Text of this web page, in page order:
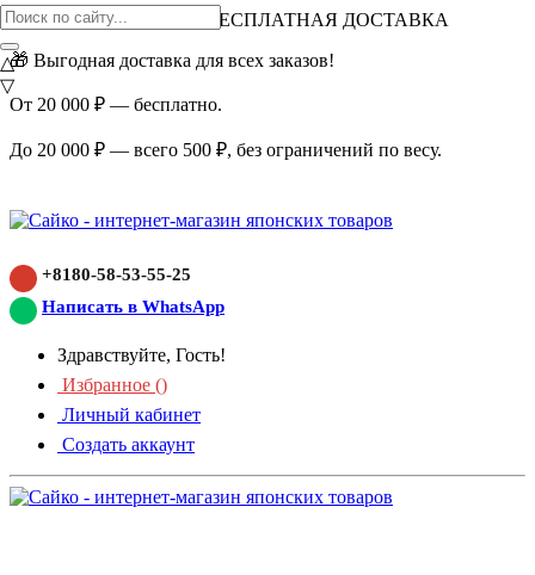
ВНИМАНИЕ АКЦИЯ!
БЕСПЛАТНАЯ ДОСТАВКА
🎁 Выгодная доставка для всех заказов!
От 20 000 ₽ — бесплатно.
До 20 000 ₽ — всего 500 ₽, без ограничений по весу.
+8180-58-53-55-25
Написать в WhatsApp
Здравствуйте, Гость!
Избранное ()
Личный кабинет
Создать аккаунт
△
▽